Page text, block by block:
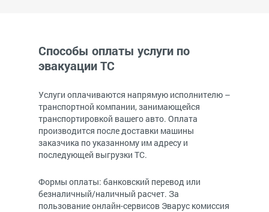
Способы оплаты услуги по
эвакуации ТС
Услуги оплачиваются напрямую исполнителю –
транспортной компании, занимающейся
транспортировкой вашего авто. Оплата
производится после доставки машины
заказчика по указанному им адресу и
последующей выгрузки ТС.
Формы оплаты: банковский перевод или
безналичный/наличный расчет. За
пользование онлайн-сервисов Эварус комиссия